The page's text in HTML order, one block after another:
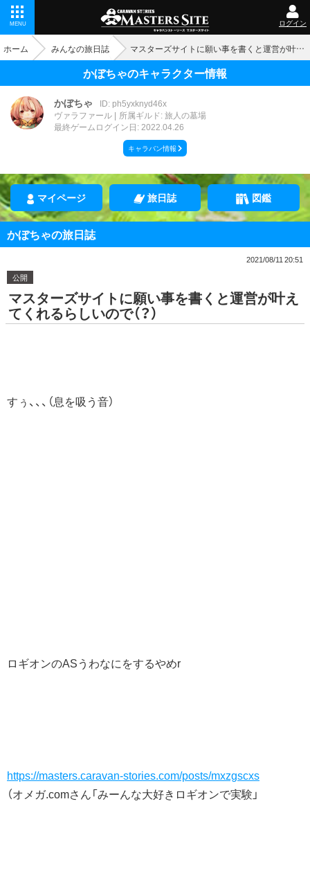
MENU ログイン
ホーム みんなの旅日誌 マスターズサイトに願い事を書くと運営が叶えてくれるらしいので（？）
かぼちゃのキャラクター情報
かぼちゃ
ID: ph5yxknyd46x
ヴァラファール
所属ギルド: 旅人の墓場
最終ゲームログイン日: 2022.04.26
キャラバン情報
マイページ 旅日誌 図鑑
かぼちゃの旅日誌
2021/08/11 20:51
公開
マスターズサイトに願い事を書くと運営が叶え
てくれるらしいので（？）
すぅ、、、（息を吸う音）
ロギオンのASうわなにをするやめr
https://masters.caravan-stories.com/posts/mxzgscxs
（オメガ.comさん「みーんな大好きロギオンで実験」